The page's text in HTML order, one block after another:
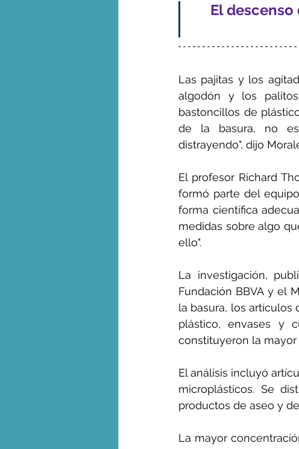
El
Las pajitas y los
algodón y los
bastoncillos de
de la basura, no
distrayendo", dijo
El profesor Richard
formó parte del
forma científica
medidas sobre algo
ello".
La investigación,
Fundación BBVA y el
la basura, los
plástico, envases y
constituyeron la mayor
El análisis incluyó
microplásticos. Se
productos de aseo y
La mayor